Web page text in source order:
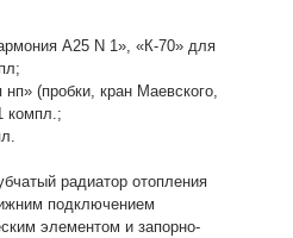
А25 N 1», «К-70» для
(пробки, кран Маевского,
компл.;
радиатор отопления
подключением
элементом и запорно-